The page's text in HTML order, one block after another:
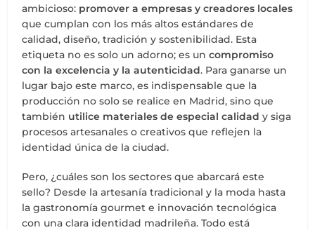
ambicioso: promover a empresas y creadores locales
que cumplan con los más altos estándares de
calidad, diseño, tradición y sostenibilidad. Esta
etiqueta no es solo un adorno; es uncompromiso
con la excelencia y la autenticidad. Para ganarse un
lugar bajo este marco, es indispensable que la
producción no solo se realice en Madrid, sino que
también utilice materiales de especial calidad y siga
procesos artesanales o creativos que reflejen la
identidad única de la ciudad.
Pero, ¿cuáles son los sectores que abarcará este
sello? Desde la artesanía tradicional y la moda hasta
la gastronomía gourmet e innovación tecnológica
con una clara identidad madrileña. Todo está